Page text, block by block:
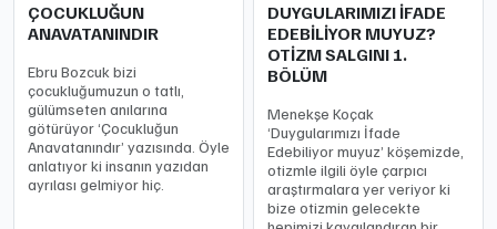
ÇOCUKLUĞUN
ANAVATANINDIR
Ebru Bozcuk bizi
çocukluğumuzun o tatlı,
gülümseten anılarına
götürüyor ‘Çocukluğun
Anavatanındır’ yazısında. Öyle
anlatıyor ki insanın yazıdan
ayrılası gelmiyor hiç.
DUYGULARIMIZI İFADE
EDEBİLİYOR MUYUZ?
OTİZM SALGINI 1.
BÖLÜM
Menekşe Koçak
‘Duygularımızı İfade
Edebiliyor muyuz’ köşemizde,
otizmle ilgili öyle çarpıcı
araştırmalara yer veriyor ki
bize otizmin gelecekte